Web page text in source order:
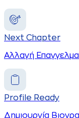
Next Chapter
Αλλαγή
Profile Ready
Δημιουργία